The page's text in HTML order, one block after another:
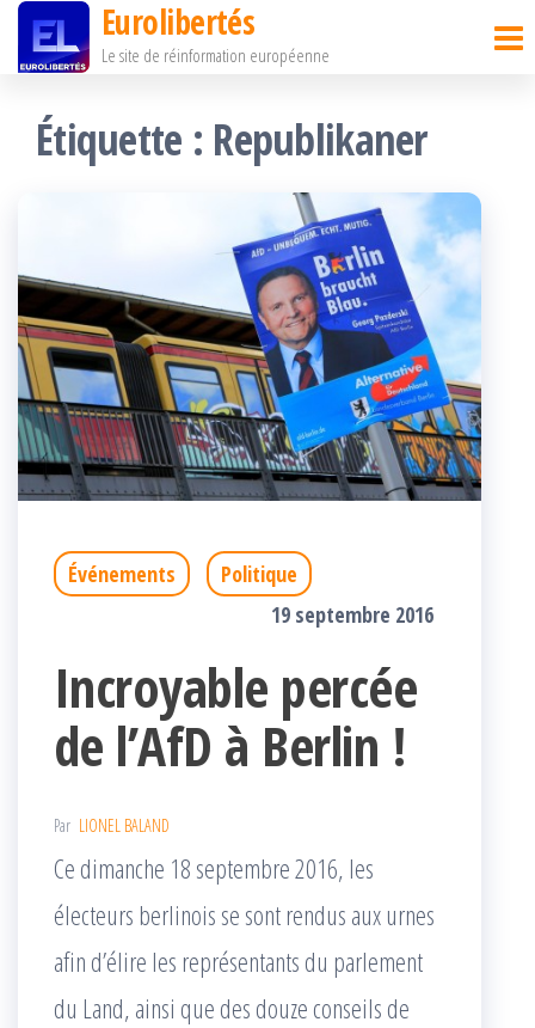
Passer
contenu
Eurolibertés
Le site de réinformation européenne
Étiquette : Republikaner
Événements
Politique
19 septembre 2016
Incroyable percée
de l’AfD à Berlin !
Par LIONEL BALAND
Ce dimanche 18 septembre 2016, les
électeurs berlinois se sont rendus aux urnes
afin d’élire les représentants du parlement
du Land, ainsi que des douze conseils de